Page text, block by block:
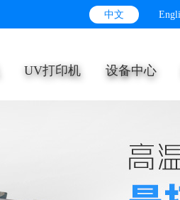
中文
UV打印机 设备中心